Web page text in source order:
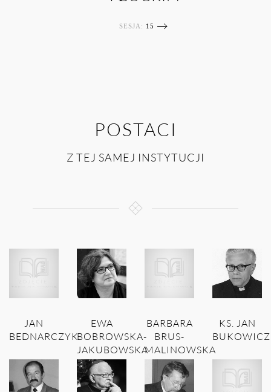
SESJA: 15
POSTACI
Z TEJ SAMEJ INSTYTUCJI
JAN
BEDNARCZYK
EWA
BOBROWSKA-
JAKUBOWSKA
BARBARA
BRUS-
MALINOWSKA
KS. JAN
BUKOWICZ